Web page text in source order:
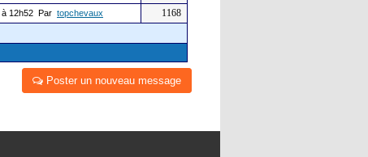
à 12h52 Par topchevaux
1168
Poster un nouveau message